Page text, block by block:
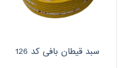
سبد قیطان بافی کد 126